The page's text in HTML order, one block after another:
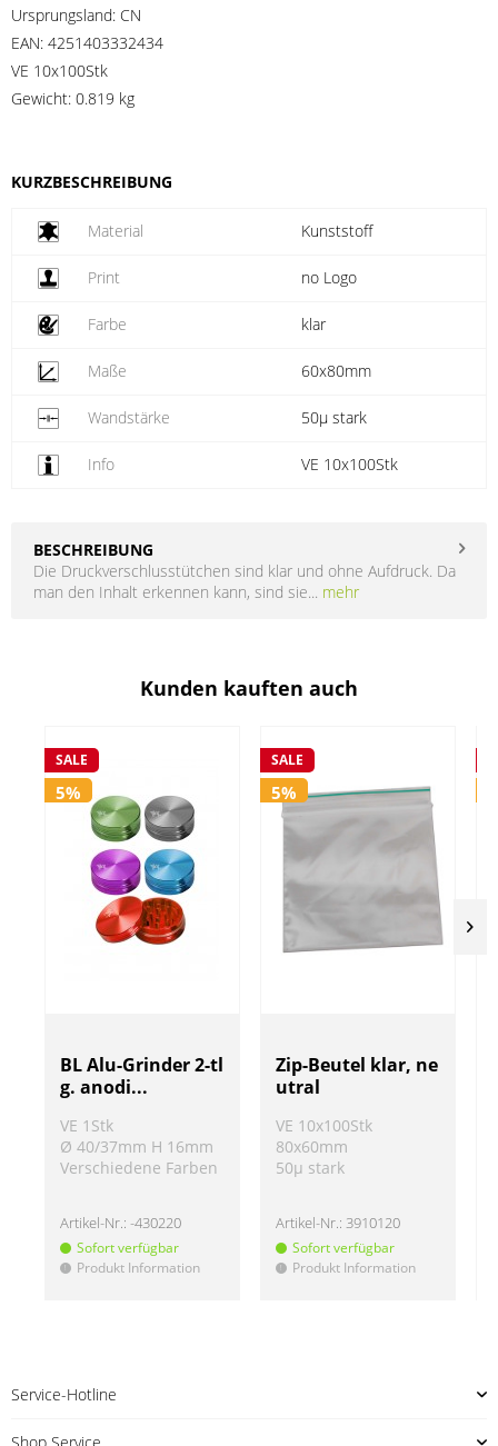
Ursprungsland: CN
EAN: 4251403332434
VE 10x100Stk
Gewicht: 0.819 kg
KURZBESCHREIBUNG
Material Kunststoff
Print no Logo
Farbe klar
Maße 60x80mm
Wandstärke 50µ stark
Info VE 10x100Stk
BESCHREIBUNG
Die Druckverschlusstütchen sind klar und ohne Aufdruck. Da
man den Inhalt erkennen kann, sind sie... mehr
Kunden kauften auch
SALE
5%
BL Alu-Grinder 2-tl
g. anodi...
VE 1Stk
Ø 40/37mm H 16mm
Verschiedene Farben
Artikel-Nr.: -430220
Sofort verfügbar
! Produkt Information
SALE
5%
Zip-Beutel klar, ne
utral
VE 10x100Stk
80x60mm
50µ stark
Artikel-Nr.: 3910120
Sofort verfügbar
! Produkt Information
Service-Hotline